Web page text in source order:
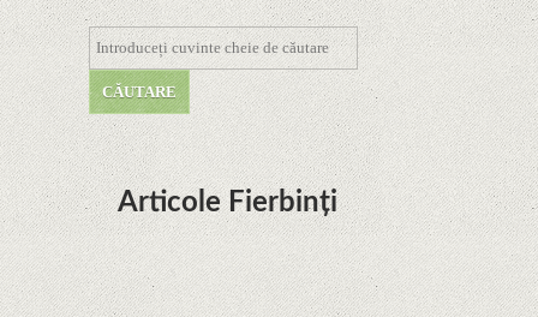
Articole Fierbinți
Dota Anime venind la Netflix în această lună de
la Legenda Korra Studio Mir